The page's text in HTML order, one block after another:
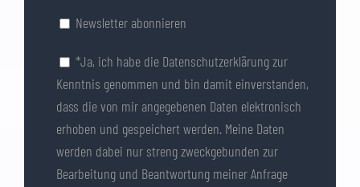
Newsletter abonnieren
*Ja, ich habe die Datenschutzerklärungzur
Kenntnis genommen und bin damit einverstanden,
dass die von mir angegebenen Daten elektronisch
erhoben und gespeichert werden. Meine Daten
werden dabei nur streng zweckgebunden zur
Bearbeitung und Beantwortung meiner Anfrage